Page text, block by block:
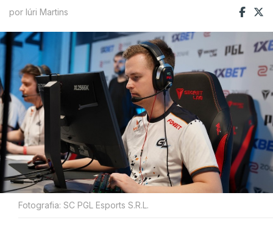
por Iúri Martins
Fotografia: SC PGL Esports S.R.L.